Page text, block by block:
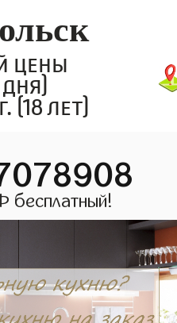
цены
(18 лет)
бесплатный!